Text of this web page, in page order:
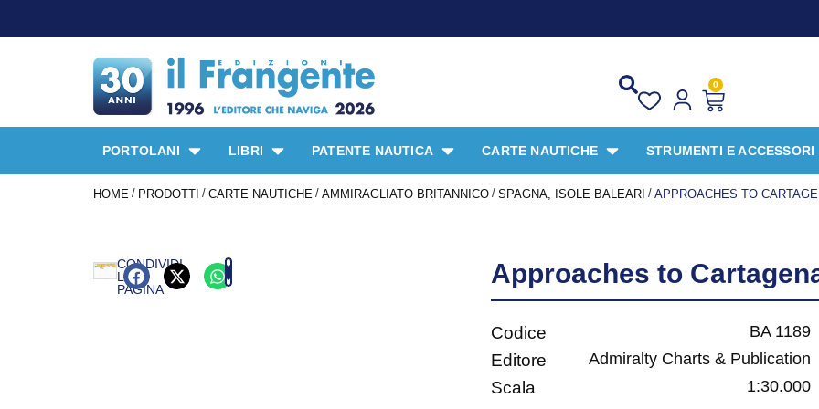
0
PORTOLANI LIBRI PATENTE NAUTICA CARTE NAUTICHE STRUMENTI E ACCESSORI
HOME / PRODOTTI / CARTE NAUTICHE / AMMIRAGLIATO BRITANNICO / SPAGNA, ISOLE BALEARI / APPROACHES TO
CONDIVIDI
LA
PAGINA
Approaches to
Codice BA 1189
Editore Admiralty Charts & Publication
Scala 1:30.000